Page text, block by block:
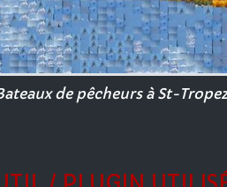
de pêcheurs à St-